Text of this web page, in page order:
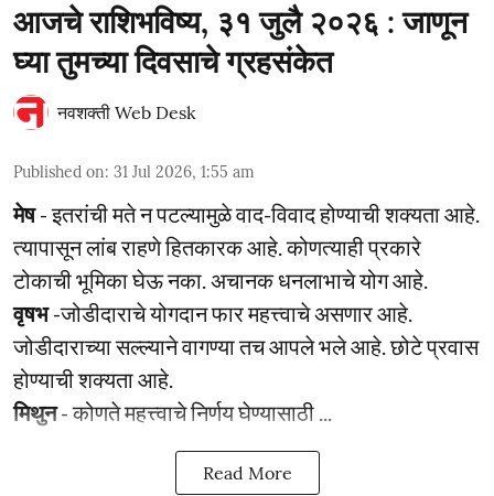
आजचे राशिभविष्य, ३१ जुलै २०२६ : जाणून
घ्या तुमच्या दिवसाचे ग्रहसंकेत
नवशक्ती Web Desk
Published on: 31 Jul 2026, 1:55 am
मेष- इतरांची मते न पटल्यामुळे वाद-विवाद होण्याची शक्यता आहे.
त्यापासून लांब राहणे हितकारक आहे. कोणत्याही प्रकारे
टोकाची भूमिका घेऊ नका. अचानक धनलाभाचे योग आहे.
वृषभ-जोडीदाराचे योगदान फार महत्त्वाचे असणार आहे.
जोडीदाराच्या सल्ल्याने वागण्या तच आपले भले आहे. छोटे प्रवास
होण्याची शक्यता आहे.
मिथुन- कोणते महत्त्वाचे निर्णय घेण्यासाठी ...
Read More